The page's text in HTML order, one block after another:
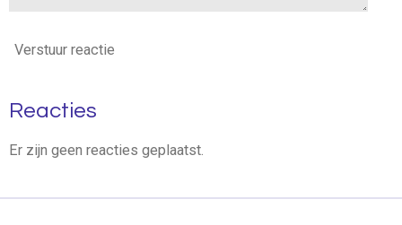
Verstuur reactie
Reacties
Er zijn geen reacties geplaatst.